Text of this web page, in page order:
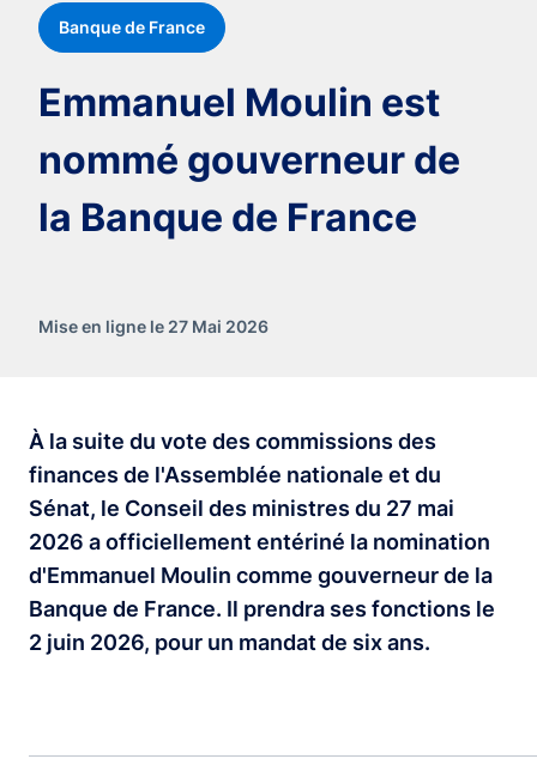
Banque de France
Emmanuel Moulin est
nommé gouverneur de
la Banque de France
Mise en ligne le 27 Mai 2026
À la suite du vote des commissions des
finances de l'Assemblée nationale et du
Sénat, le Conseil des ministres du 27 mai
2026 a officiellement entériné la nomination
d'Emmanuel Moulin comme gouverneur de la
Banque de France. Il prendra ses fonctions le
2 juin 2026, pour un mandat de six ans.